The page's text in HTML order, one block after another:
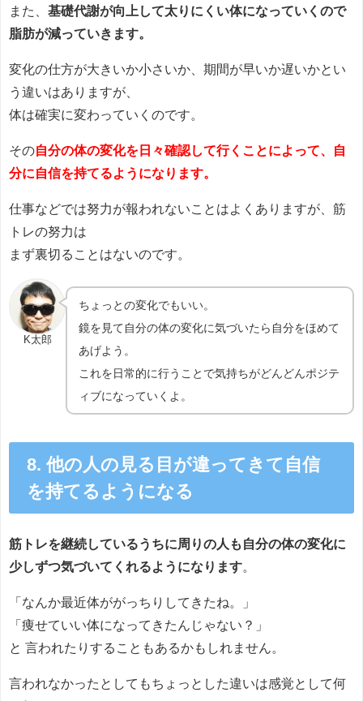
また、 基礎代謝が向上して太りにくい体になっていくので
脂肪が減っていきます。
変化の仕方が大きいか小さいか、期間が早いか遅いかとい
う違いはありますが、
体は確実に変わっていくのです。
その自分の体の変化を日々確認して行くことによって、自
分に自信を持てるようになります。
仕事などでは努力が報われないことはよくありますが、筋
トレの努力は
まず裏切ることはないのです。
K太郎
ちょっとの変化でもいい。
鏡を見て自分の体の変化に気づいたら自分をほめて
あげよう。
これを日常的に行うことで気持ちがどんどんポジテ
ィブになっていくよ。
8. 他の人の見る目が違ってきて自信
を持てるようになる
筋トレを継続しているうちに周りの人も自分の体の変化に
少しずつ気づいてくれるようになります
「なんか最近体ががっちりしてきたね。」
「痩せていい体になってきたんじゃない？」
と 言われたりすることもあるかもしれません。
言われなかったとしてもちょっとした違いは感覚として何